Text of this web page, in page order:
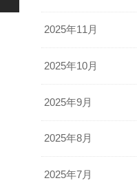
2025年11月
2025年10月
2025年9月
2025年8月
2025年7月